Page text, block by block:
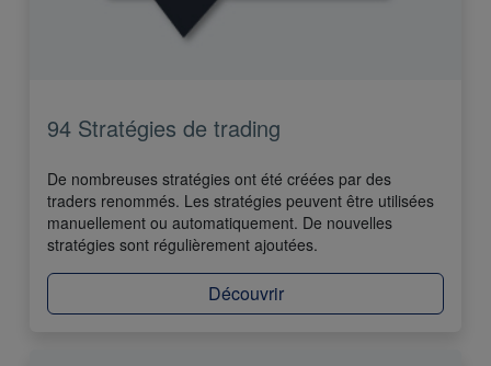
94 Stratégies de trading
De nombreuses stratégies ont été créées par des
traders renommés. Les stratégies peuvent être utilisées
manuellement ou automatiquement. De nouvelles
stratégies sont régulièrement ajoutées.
Découvrir